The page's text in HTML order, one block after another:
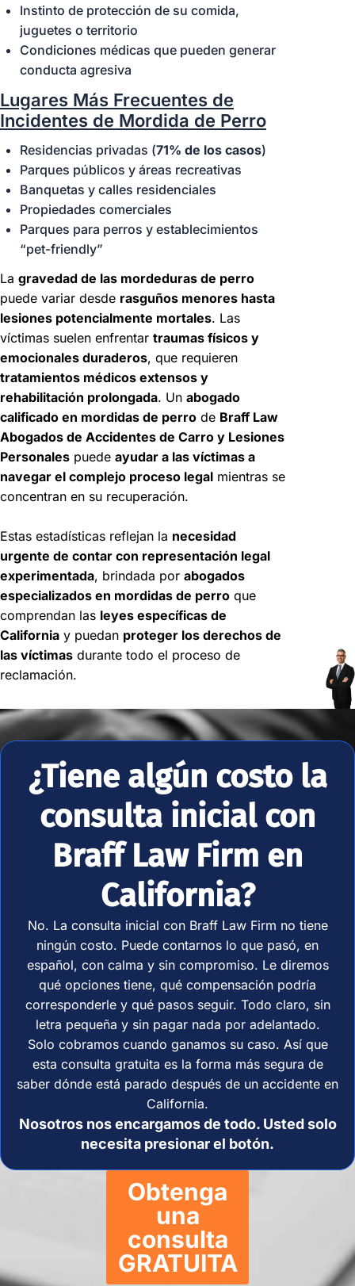
Instinto de protección de su comida,
juguetes o territorio
Condiciones médicas que pueden generar
conducta agresiva
Lugares Más Frecuentes de
Incidentes de Mordida de Perro
Residencias privadas (71% de los casos)
Parques públicos y áreas recreativas
Banquetas y calles residenciales
Propiedades comerciales
Parques para perros y establecimientos
“pet-friendly”
La gravedad de las mordeduras de perro
puede variar desde rasguños menores hasta
lesiones potencialmente mortales. Las
víctimas suelen enfrentar traumas físicos y
emocionales duraderos, que requieren
tratamientos médicos extensos y
rehabilitación prolongada. Un abogado
calificado en mordidas de perro de Braff Law
Abogados de Accidentes de Carro y Lesiones
Personales puede ayudar a las víctimas a
navegar el complejo proceso legal mientras se
concentran en su recuperación.
Estas estadísticas reflejan la necesidad
urgente de contar con representación legal
experimentada, brindada por abogados
especializados en mordidas de perro que
comprendan las leyes específicas de
California y puedan proteger los derechos de
las víctimas durante todo el proceso de
reclamación.
¿Tiene algún costo la
consulta inicial con
Braff Law Firm en
California?
No. La consulta inicial con Braff Law Firm no tiene
ningún costo. Puede contarnos lo que pasó, en
español, con calma y sin compromiso. Le diremos
qué opciones tiene, qué compensación podría
corresponderle y qué pasos seguir. Todo claro, sin
letra pequeña y sin pagar nada por adelantado.
Solo cobramos cuando ganamos su caso. Así que
esta consulta gratuita es la forma más segura de
saber dónde está parado después de un accidente en
California.
Nosotros nos encargamos de todo. Usted solo
necesita presionar el botón.
Obtenga
una
consulta
GRATUITA
Mordeduras de Perro
en Arcadia
Bakersfi
eld
5401 Business Park S
Ste 208, Bakersfield,
CA 93309
Oficina de consulta.
Agende una cita
+1
661-
535-
1132
24/7
Abogados de
Lesiones por
Mordeduras de Perro
en Bakersfield
Baldwin
Park
14540 Ramona Blvd
#212c, Baldwin Park,
Oficina de consulta.
Agende una cita
+1
626-
869-
3002
Disponibles
24/7
Abogados de
Mordeduras de Perro
en Baldwin Park
Bell
Gardens
6343 Eastern Ave F,
Bell Gardens, CA
90201
Oficina de consulta.
+1
888-
771-
5332
Disponibles
24/7
Abogados de
Lesiones por
Mordeduras de Perro
en Bell Gardens
Bellflow
Bellflower, CA 90706